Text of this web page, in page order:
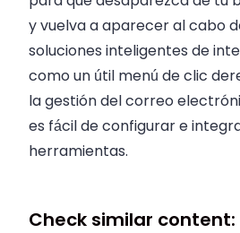
y vuelva a aparecer al cabo
soluciones inteligentes de
como un útil menú de clic
la gestión del correo
es fácil de configurar e
herramientas.
Check similar content: